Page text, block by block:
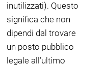
inutilizzati). Questo
significa che non
dipendi dal trovare
un posto pubblico
legale all’ultimo